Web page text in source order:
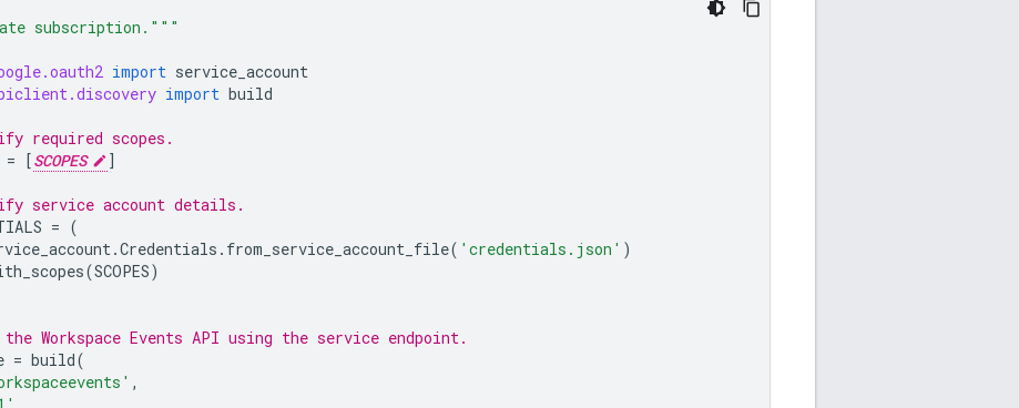
subscription."""
import service_account
import build
required scopes.
= [SCOPES ]
service account details.
= (
.Credentials . from_service_account_file( 'credentials.json' )
(SCOPES)
Workspace Events API using the service endpoint.
= build(
,